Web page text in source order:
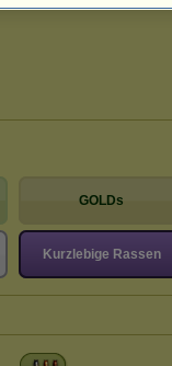
GOLDs
Kurzlebige Rassen